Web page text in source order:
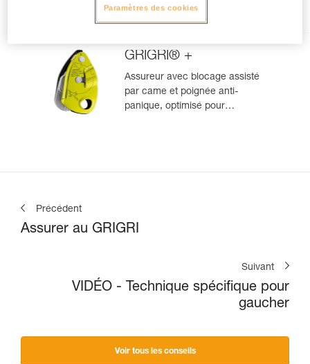
polyvalent, pour l'escalade en
tête et en moulinette
GRIGRI® +
Assureur avec blocage assisté
par came et poignée anti-
panique, optimisé pour
Précédent
Assurer au GRIGRI
Suivant
VIDÉO - Technique spécifique pour
gaucher
Voir tous les conseils
Paramètres des cookies